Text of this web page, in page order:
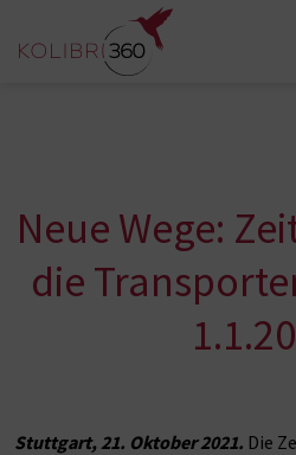
Zum Inhalt springen
Neue Wege:
die
Stuttgart, 21. Oktober 2021. Die